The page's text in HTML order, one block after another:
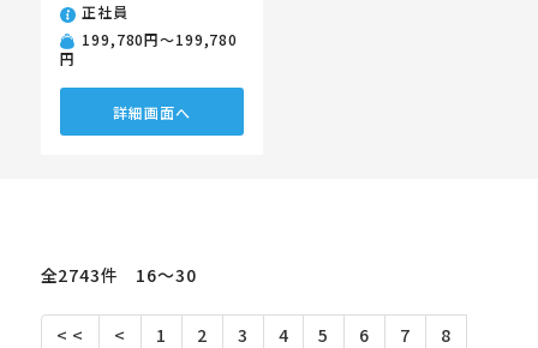
正社員
199,780円〜199,780
円
詳細画面へ
全2743件 16〜30
< < < 1 2 3 4 5 6 7
8